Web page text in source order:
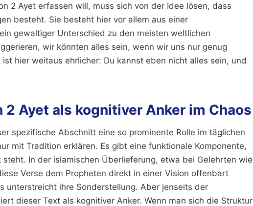
2 Ayet erfassen will, muss sich von der Idee lösen, dass
besteht. Sie besteht hier vor allem aus einer
gewaltiger Unterschied zu den meisten weltlichen
wir könnten alles sein, wenn wir uns nur genug
hier weitaus ehrlicher: Du kannst eben nicht alles sein, und
2 Ayet als kognitiver Anker im Chaos
spezifische Abschnitt eine so prominente Rolle im täglichen
mit Tradition erklären. Es gibt eine funktionale Komponente,
In der islamischen Überlieferung, etwa bei Gelehrten wie
Verse dem Propheten direkt in einer Vision offenbart
unterstreicht ihre Sonderstellung. Aber jenseits der
dieser Text als kognitiver Anker. Wenn man sich die Struktur